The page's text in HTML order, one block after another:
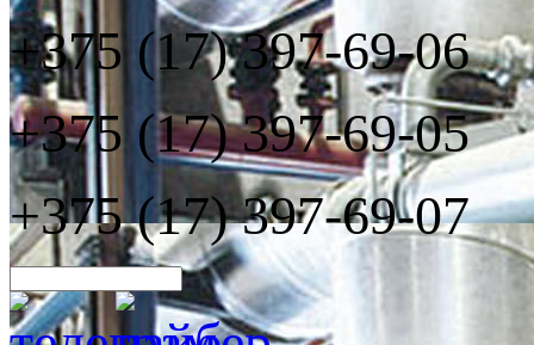
+375 (17) 397-69-06
+375 (17) 397-69-05
+375 (17) 397-69-07